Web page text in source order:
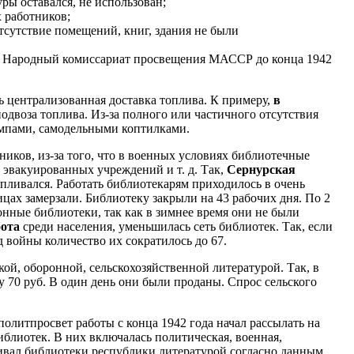
работников;
помещений, книг, здания не были
Народный комиссариат просвещения МАССР до конца 1942
доставка топлива. К примеру,в
топлива. Из-за полного или частичного отсутствия
самодельными коптилками.
из-за того, что в военных условиях библиотечные
эвакуированных учреждений и т. д. Так,Сернурская
Работать библиотекарям приходилось в очень
замерзали. Библиотеку закрыли на 43 рабочих дня. По 2
библиотеки, так как в зимнее время они не были
среди населения, уменьшилась сеть библиотек. Так, если
количество их сократилось до 67.
оборонной, сельскохозяйственной литературой. Так, в
70 руб. В один день они были проданы. Спрос сельского
работы с конца 1942 года начал рассылать на
В них включалась политическая, военная,